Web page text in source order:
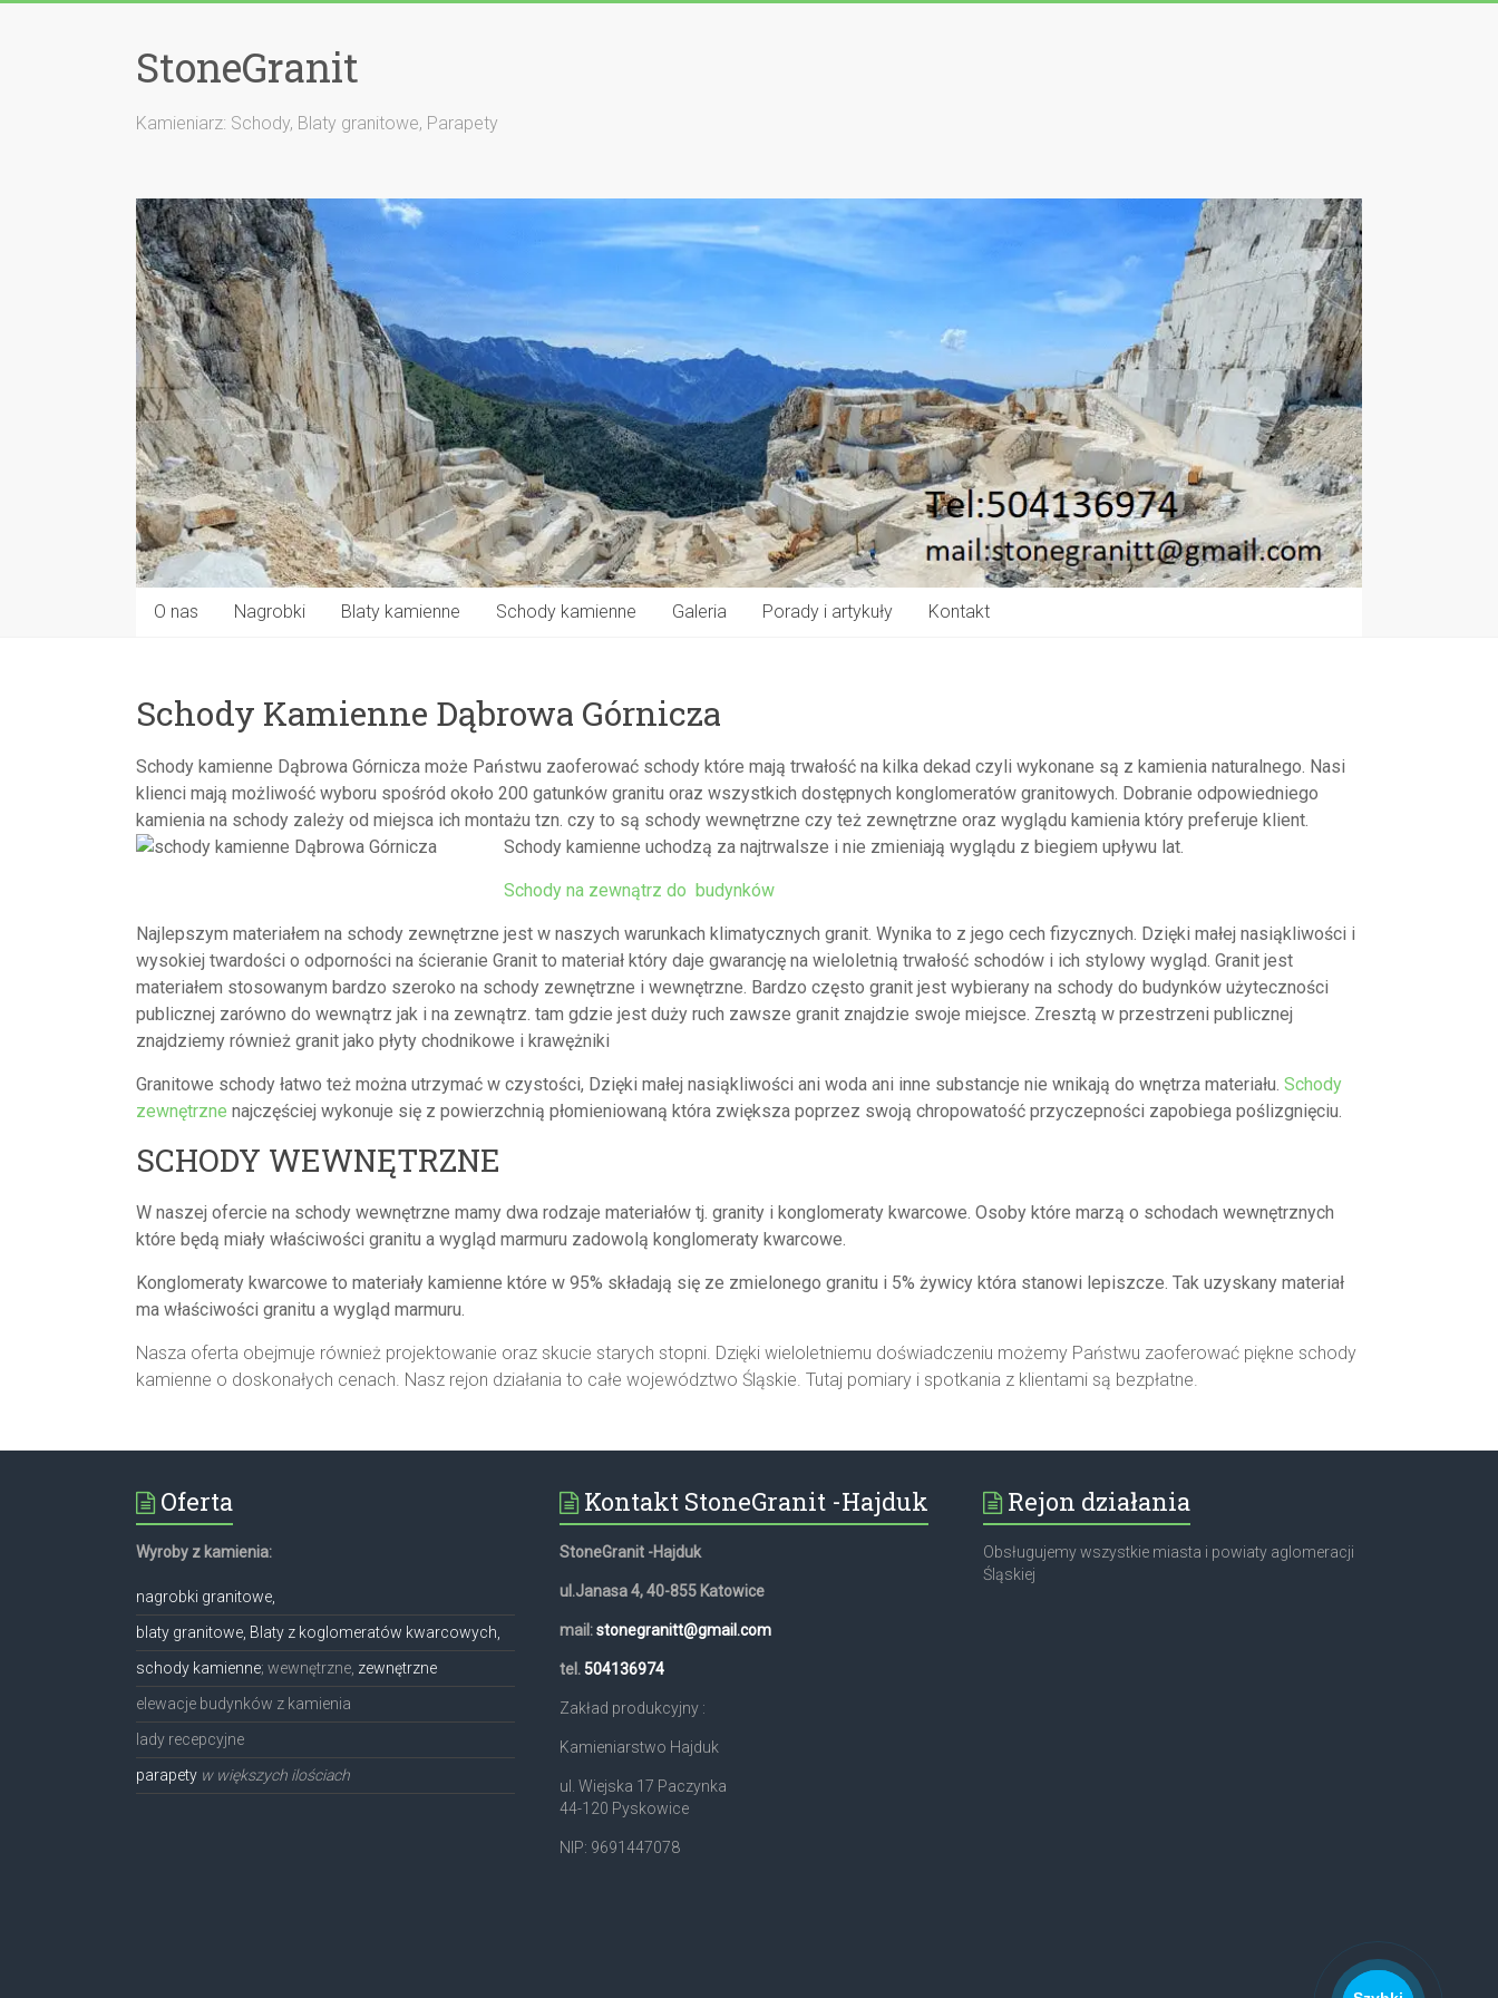
StoneGranit
Kamieniarz: Schody, Blaty granitowe, Parapety
O nas Nagrobki Blaty kamienne Schody kamienne Galeria Porady i artykuły Kontakt
Schody Kamienne Dąbrowa Górnicza
Schody kamienne Dąbrowa Górnicza może Państwu zaoferować schody które mają trwałość na kilka dekad czyli wykonane są z kamienia naturalnego. Nasi
klienci mają możliwość wyboru spośród około 200 gatunków granitu oraz wszystkich dostępnych konglomeratów granitowych. Dobranie odpowiedniego
kamienia na schody zależy od miejsca ich montażu tzn. czy to są schody wewnętrzne czy też zewnętrzne oraz wyglądu kamienia który preferuje klient.
Schody kamienne uchodzą za najtrwalsze i nie zmieniają wyglądu z biegiem upływu lat.
Schody na zewnątrz do budynków
Najlepszym materiałem na schody zewnętrzne jest w naszych warunkach klimatycznych granit. Wynika to z jego cech fizycznych. Dzięki małej nasiąkliwości i
wysokiej twardości o odporności na ścieranie Granit to materiał który daje gwarancję na wieloletnią trwałość schodów i ich stylowy wygląd. Granit jest
materiałem stosowanym bardzo szeroko na schody zewnętrzne i wewnętrzne. Bardzo często granit jest wybierany na schody do budynków użyteczności
publicznej zarówno do wewnątrz jak i na zewnątrz. tam gdzie jest duży ruch zawsze granit znajdzie swoje miejsce. Zresztą w przestrzeni publicznej
znajdziemy również granit jako płyty chodnikowe i krawężniki
Granitowe schody łatwo też można utrzymać w czystości, Dzięki małej nasiąkliwości ani woda ani inne substancje nie wnikają do wnętrza materiału. Schody
zewnętrzne najczęściej wykonuje się z powierzchnią płomieniowaną która zwiększa poprzez swoją chropowatość przyczepności zapobiega poślizgnięciu.
SCHODY WEWNĘTRZNE
W naszej ofercie na schody wewnętrzne mamy dwa rodzaje materiałów tj. granity i konglomeraty kwarcowe. Osoby które marzą o schodach wewnętrznych
które będą miały właściwości granitu a wygląd marmuru zadowolą konglomeraty kwarcowe.
Konglomeraty kwarcowe to materiały kamienne które w 95% składają się ze zmielonego granitu i 5% żywicy która stanowi lepiszcze. Tak uzyskany materiał
ma właściwości granitu a wygląd marmuru.
Nasza oferta obejmuje również projektowanie oraz skucie starych stopni. Dzięki wieloletniemu doświadczeniu możemy Państwu zaoferować piękne schody
kamienne o doskonałych cenach. Nasz rejon działania to całe województwo Śląskie. Tutaj pomiary i spotkania z klientami są bezpłatne.
Oferta
Wyroby z kamienia:
nagrobki granitowe,
blaty granitowe, Blaty z koglomeratów kwarcowych,
schody kamienne; wewnętrzne, zewnętrzne
elewacje budynków z kamienia
lady recepcyjne
parapety w większych ilościach
Kontakt StoneGranit -Hajduk
StoneGranit -Hajduk
ul.Janasa 4, 40-855 Katowice
mail:stonegranitt@gmail.com
tel. 504136974
Zakład produkcyjny :
Kamieniarstwo Hajduk
ul. Wiejska 17 Paczynka
44-120 Pyskowice
NIP: 9691447078
Rejon działania
Obsługujemy wszystkie miasta i powiaty aglomeracji
Śląskiej